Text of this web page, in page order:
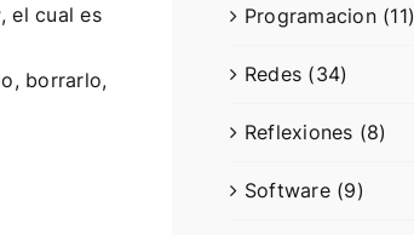
, el cual es
borrarlo,
Programacion (11)
Redes (34)
Reflexiones (8)
Software (9)